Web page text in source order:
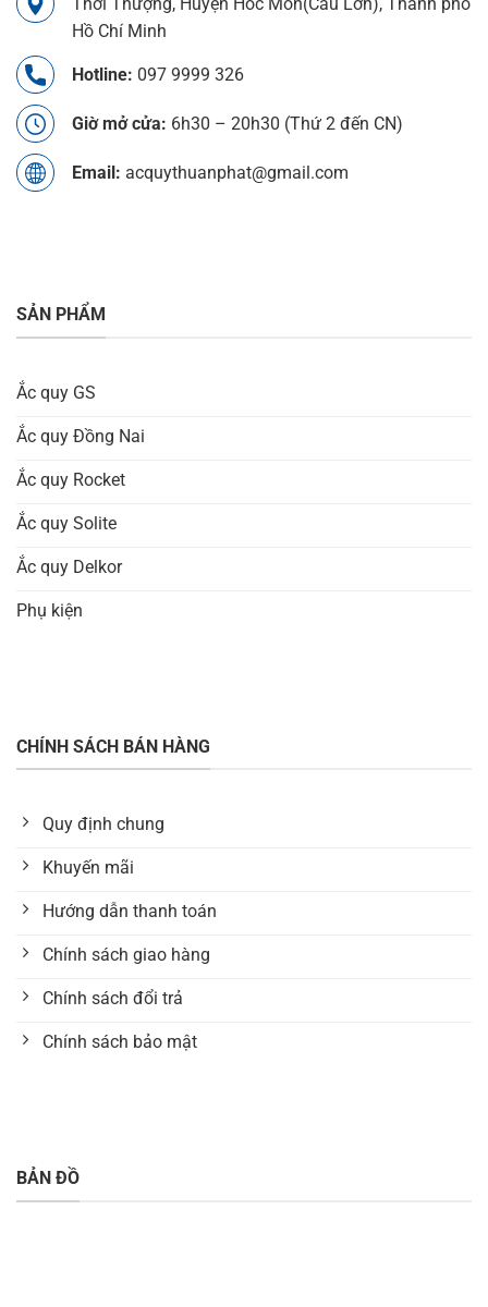
Hồ Chí Minh
Hotline: 097 9999 326
Giờ mở cửa: 6h30 – 20h30 (Thứ 2 đến CN)
Email: acquythuanphat@gmail.com
SẢN PHẨM
Ắc quy GS
Ắc quy Đồng Nai
Ắc quy Rocket
Ắc quy Solite
Ắc quy Delkor
Phụ kiện
CHÍNH SÁCH BÁN HÀNG
Quy định chung
Khuyến mãi
Hướng dẫn thanh toán
Chính sách giao hàng
Chính sách đổi trả
Chính sách bảo mật
BẢN ĐỒ